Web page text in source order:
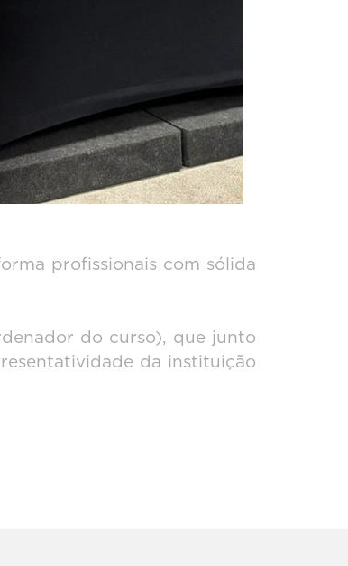
profissionais com sólida
do curso), que junto
da instituição